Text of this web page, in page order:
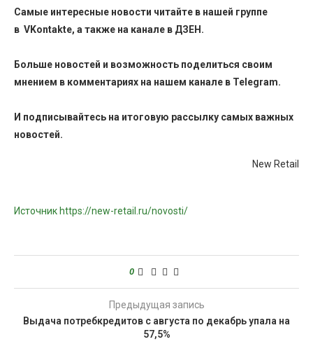
Самые интересные новости читайте в нашей группе
в VKontakte, а также на канале в ДЗЕН .
Больше новостей и возможность поделиться своим
мнением в комментариях на нашем канале в Telegram.
И подписывайтесь на итоговую рассылку самых важных
новостей.
New Retail
Источник https://new-retail.ru/novosti/
0
Предыдущая запись
Выдача потребкредитов с августа по декабрь упала на
57,5%